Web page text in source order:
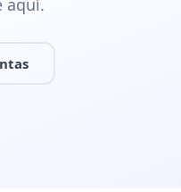
aquí.